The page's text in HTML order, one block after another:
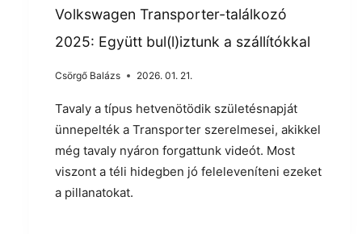
Volkswagen Transporter-találkozó
2025: Együtt bul(l)iztunk a szállítókkal
Csörgő Balázs 2026. 01. 21.
Tavaly a típus hetvenötödik születésnapját
ünnepelték a Transporter szerelmesei, akikkel
még tavaly nyáron forgattunk videót. Most
viszont a téli hidegben jó feleleveníteni ezeket
a pillanatokat.